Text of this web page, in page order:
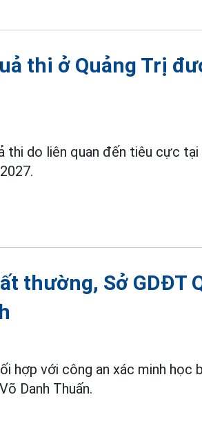
thi ở Quảng Trị
thi do liên quan đến tiêu cực
thường, Sở GDĐT
hợp với công an xác minh học
Danh Thuấn.